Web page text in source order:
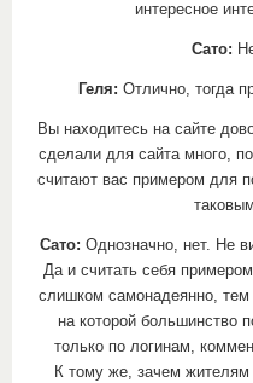
интересное
Сато:
Геля: Отлично, тогда
Вы находитесь на сайте
сделали для сайта много,
считают вас примером для
Сато: Однозначно, нет. Не
Да и считать себя
слишком самонадеянно, тем
на которой большинство
только по логинам,
К тому же, зачем